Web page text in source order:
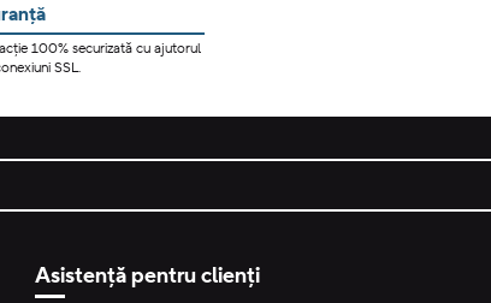
100% securizată cu ajutorul
SSL.
Asistență pentru clienți